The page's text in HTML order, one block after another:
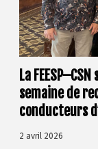
La
semaine de
conducteurs
2 avril 2026